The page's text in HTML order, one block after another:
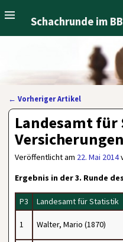
Schachrunde im
Artikelnavigation
← Vorheriger Artikel
Landesamt für
Veröffentlicht am 22. Mai 2014
Ergebnis in der 3. Runde des
P3 Landesamt für Statistik
1 Walter, Mario (1870)